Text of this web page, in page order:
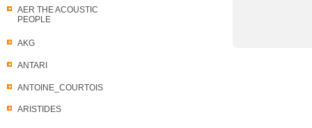
AER THE ACOUSTIC
PEOPLE
AKG
ANTARI
ANTOINE_COURTOIS
ARISTIDES